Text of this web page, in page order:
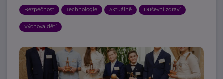
Bezpečnost Technologie Aktuálně Duševní zdraví
Výchova dětí